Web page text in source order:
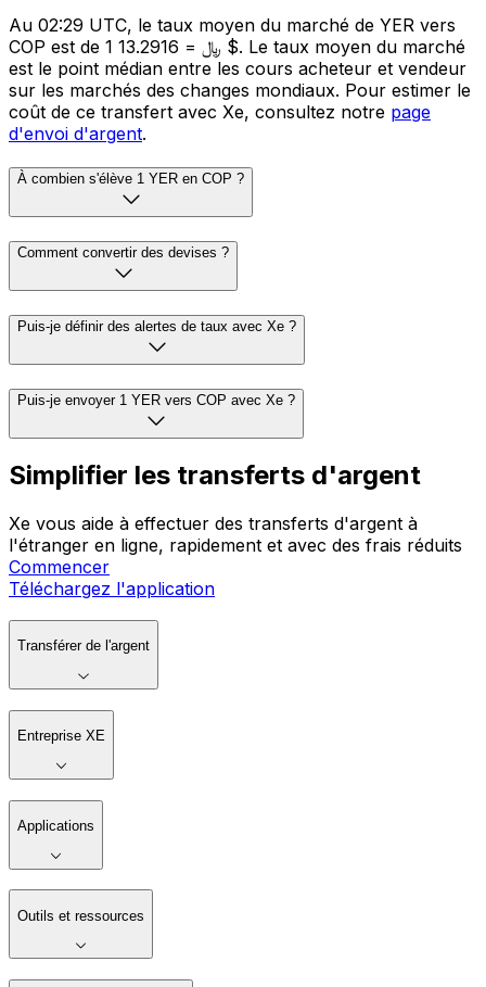
Au 02:29 UTC, le taux moyen du marché de YER vers
COP est de 1 ﷼ = 13.2916 $. Le taux moyen du marché
est le point médian entre les cours acheteur et vendeur
sur les marchés des changes mondiaux. Pour estimer le
coût de ce transfert avec Xe, consultez notre page
d'envoi d'argent.
À combien s'élève 1 YER en COP ?
Comment convertir des devises ?
Puis-je définir des alertes de taux avec Xe ?
Puis-je envoyer 1 YER vers COP avec Xe ?
Simplifier les transferts d'argent
Xe vous aide à effectuer des transferts d'argent à
l'étranger en ligne, rapidement et avec des frais réduits
Commencer
Téléchargez l'application
Transférer de l'argent
Entreprise XE
Applications
Outils et ressources